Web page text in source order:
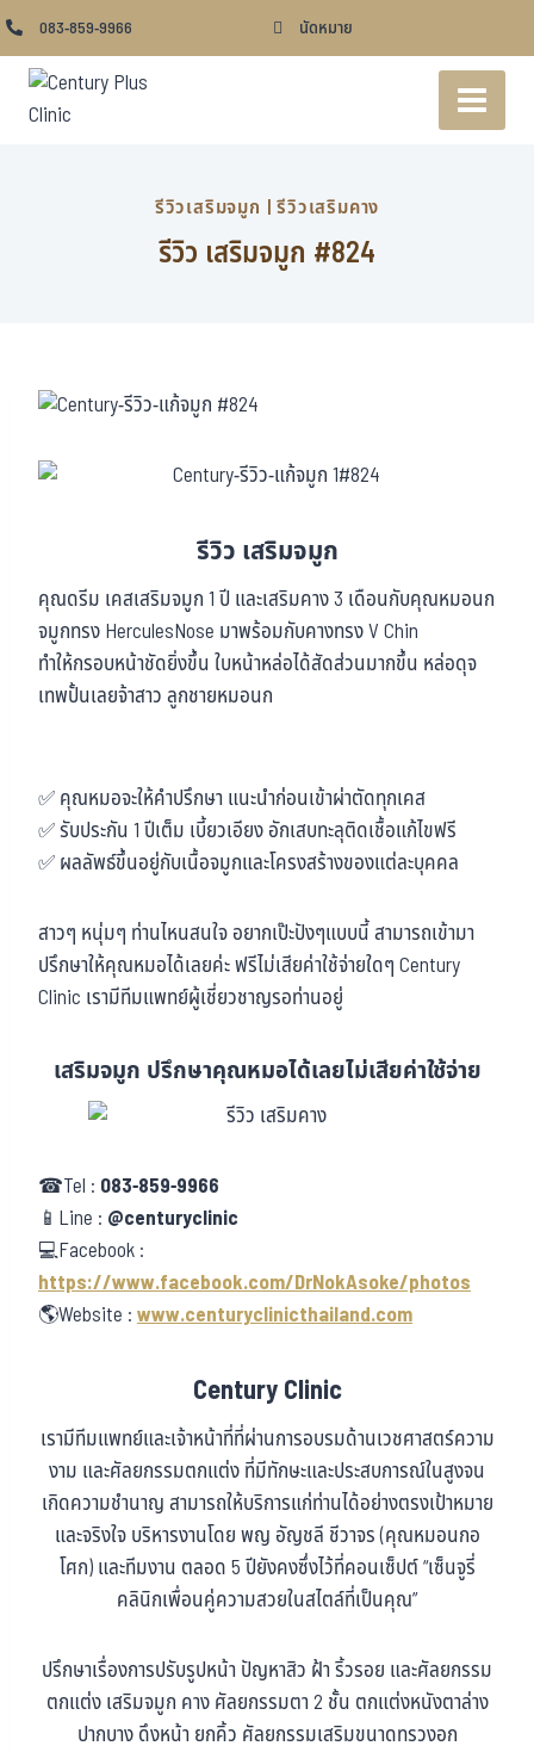
083-859-9966 นัดหมาย
รีวิวเสริมจมูก |รีวิวเสริมคาง
รีวิว เสริมจมูก #824
รีวิว เสริมจมูก
คุณดรีม เคสเสริมจมูก 1 ปี และเสริมคาง 3 เดือนกับคุณหมอนก
จมูกทรง HerculesNose มาพร้อมกับคางทรง V Chin
ทำให้กรอบหน้าชัดยิ่งขึ้น ใบหน้าหล่อได้สัดส่วนมากขึ้น หล่อดุจ
เทพปั้นเลยจ้าสาว ลูกชายหมอนก
✅ คุณหมอจะให้คำปรึกษา แนะนำก่อนเข้าผ่าตัดทุกเคส
✅ รับประกัน 1 ปีเต็ม เบี้ยวเอียง อักเสบทะลุติดเชื้อแก้ไขฟรี
✅ ผลลัพธ์ขึ้นอยู่กับเนื้อจมูกและโครงสร้างของแต่ละบุคคล
สาวๆ หนุ่มๆ ท่านไหนสนใจ อยากเป๊ะปังๆแบบนี้ สามารถเข้ามา
ปรึกษาให้คุณหมอได้เลยค่ะ ฟรีไม่เสียค่าใช้จ่ายใดๆ Century
Clinic เรามีทีมแพทย์ผู้เชี่ยวชาญรอท่านอยู่
เสริมจมูก ปรึกษาคุณหมอได้เลยไม่เสียค่าใช้จ่าย
☎Tel : 083-859-9966
📱Line : @centuryclinic
💻Facebook :
https://www.facebook.com/DrNokAsoke/photos
🌎Website :www.centuryclinicthailand.com
Century Clinic
เรามีทีมแพทย์และเจ้าหน้าที่ที่ผ่านการอบรมด้านเวชศาสตร์ความ
งาม และศัลยกรรมตกแต่ง ที่มีทักษะและประสบการณ์ในสูงจน
เกิดความชำนาญ สามารถให้บริการแก่ท่านได้อย่างตรงเป้าหมาย
และจริงใจ บริหารงานโดย พญ อัญชลี ชีวาจร (คุณหมอนกอ
โศก) และทีมงาน ตลอด 5 ปียังคงซึ่งไว้ที่คอนเซ็ปต์ “เซ็นจูรี่
คลินิกเพื่อนคู่ความสวยในสไตล์ที่เป็นคุณ”
ปรึกษาเรื่องการปรับรูปหน้า ปัญหาสิว ฝ้า ริ้วรอย และศัลยกรรม
ตกแต่ง เสริมจมูก คาง ศัลยกรรมตา 2 ชั้น ตกแต่งหนังตาล่าง
ปากบาง ดึงหน้า ยกคิ้ว ศัลยกรรมเสริมขนาดทรวงอก